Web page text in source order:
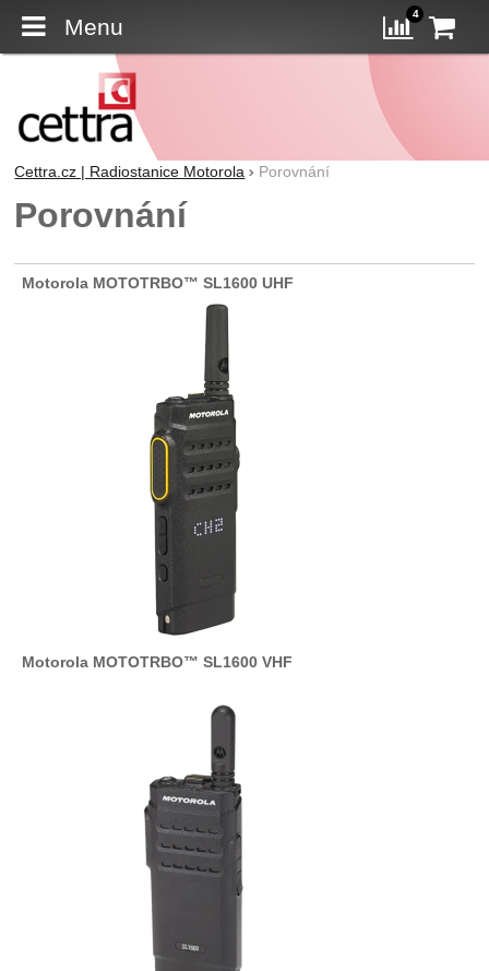
Menu
4
Cettra.cz | Radiostanice Motorola Porovnání
Porovnání